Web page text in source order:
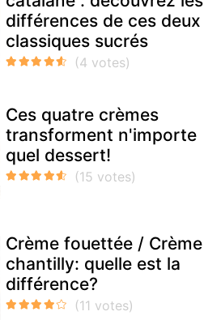
différences de ces deux
classiques sucrés
Ces quatre crèmes
transforment n'importe
quel dessert!
Crème fouettée / Crème
chantilly: quelle est la
différence?